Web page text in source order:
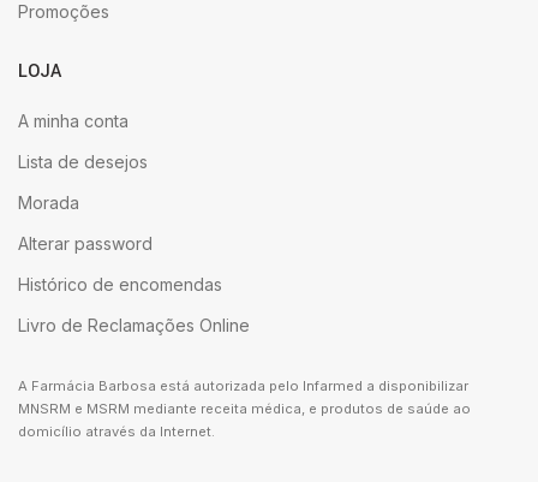
Promoções
LOJA
A minha conta
Lista de desejos
Morada
Alterar password
Histórico de encomendas
Livro de Reclamações Online
A Farmácia Barbosa está autorizada pelo Infarmed a disponibilizar
MNSRM e MSRM mediante receita médica, e produtos de saúde ao
domicílio através da Internet.